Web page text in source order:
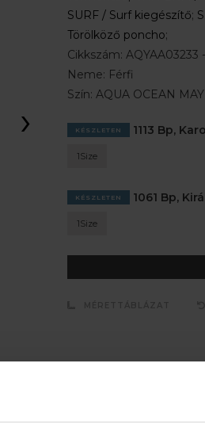
›
SURF / Surf kiegészítő;
Törölköző poncho;
Cikkszám: AQYAA03233
Neme: Férfi
Szín: AQUA OCEAN
KÉSZLETEN 1113 Bp,
1Size
KÉSZLETEN 1061 Bp,
1Size